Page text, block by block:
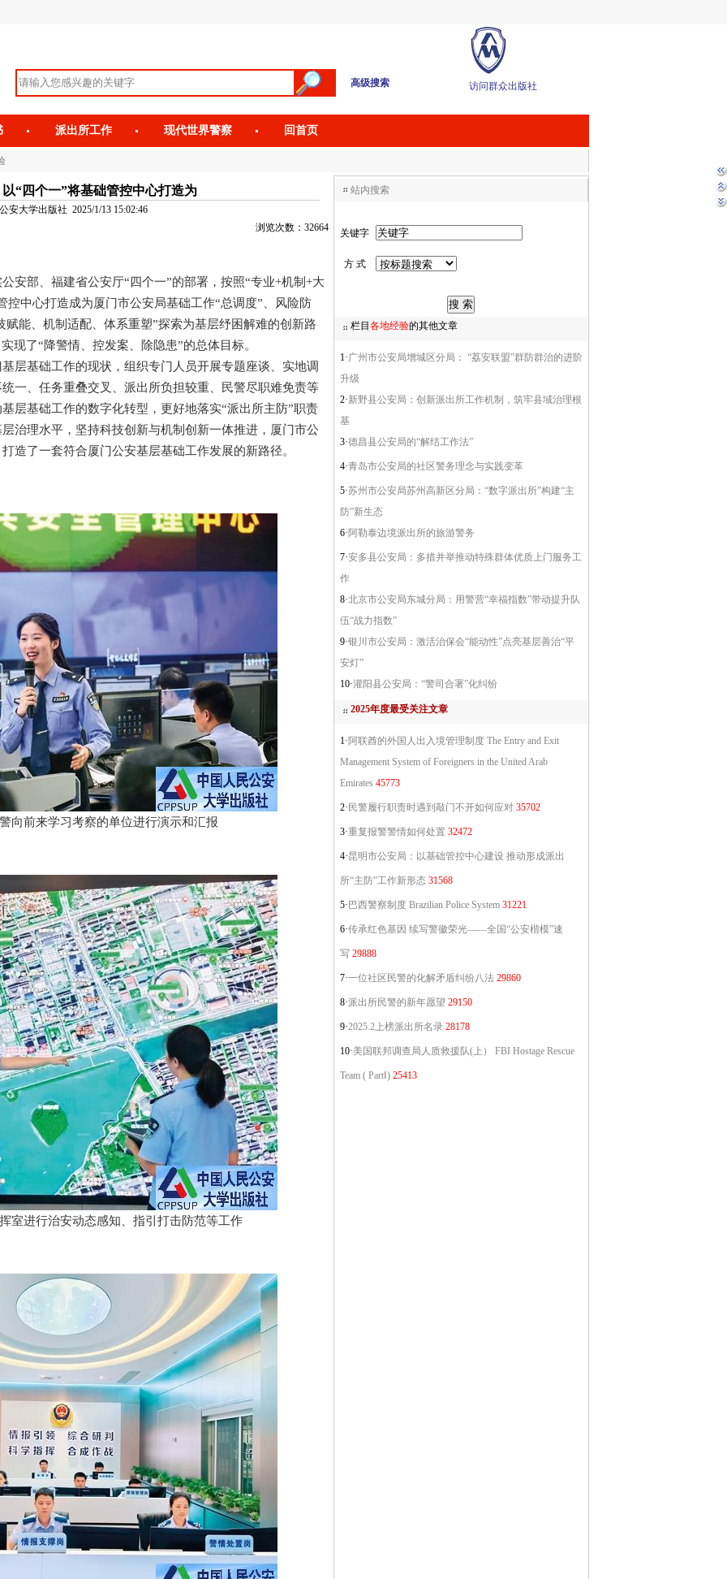
高级搜索 访问群众出版社
派出所工作 现代世界警察 回首页
“四个一”将基础管控中心打造为
安大学出版社 2025/1/13 15:02:46
浏览次数：32664
部、福建省公安厅“四个一”的部署，按照“专业+机制+大
控中心打造成为厦门市公安局基础工作“总调度”、风险防
赋能、机制适配、体系重塑”探索为基层纾困解难的创新路
现了“降警情、控发案、除隐患”的总体目标。
基础工作的现状，组织专门人员开展专题座谈、实地调
一、任务重叠交叉、派出所负担较重、民警尽职难免责等
层基础工作的数字化转型，更好地落实“派出所主防”职责
治理水平，坚持科技创新与机制创新一体推进，厦门市公
造了一套符合厦门公安基层基础工作发展的新路径。
前来学习考察的单位进行演示和汇报
进行治安动态感知、指引打击防范等工作
站内搜索
关键字
方 式
栏目 各地经验的其他文章
1·广州市公安局增城区分局： “荔安联盟”群防群治的进阶
升级
2·新野县公安局：创新派出所工作机制，筑牢县域治理根
基
3·德昌县公安局的“解结工作法”
4·青岛市公安局的社区警务理念与实践变革
5·苏州市公安局苏州高新区分局：“数字派出所”构建“主
防”新生态
6· 阿勒泰边境派出所的旅游警务
7·安多县公安局：多措并举推动特殊群体优质上门服务工
作
8·北京市公安局东城分局：用警营“幸福指数”带动提升队
伍“战力指数”
9·银川市公安局：激活治保会“能动性”点亮基层善治“平
安灯”
10·灌阳县公安局：“警司合署”化纠纷
2025年度最受关注文章
1· 阿联酋的外国人出入境管理制度 The Entry and Exit
Management System of Foreigners in the United Arab
Emirates 45773
2· 民警履行职责时遇到敲门不开如何应对 35702
3·重复报警警情如何处置 32472
4·昆明市公安局：以基础管控中心建设 推动形成派出
所“主防”工作新形态 31568
5· 巴西警察制度 Brazilian Police System 31221
6·传承红色基因 续写警徽荣光——全国“公安楷模”速
写 29888
7·一位社区民警的化解矛盾纠纷八法 29860
8·派出所民警的新年愿望 29150
9·2025.2上榜派出所名录 28178
10·美国联邦调查局人质救援队(上） FBI Hostage Rescue
Team ( PartⅠ) 25413